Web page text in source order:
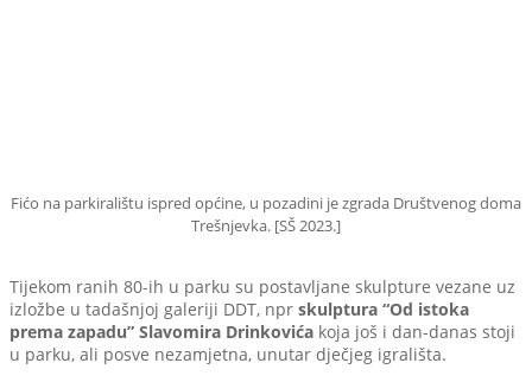
Fićo na parkiralištu ispred općine, u pozadini je zgrada Društvenog doma
Trešnjevka. [SŠ 2023.]
Tijekom ranih 80-ih u parku su postavljane skulpture vezane uz
izložbe u tadašnjoj galeriji DDT, npr skulptura “Od istoka
prema zapadu” Slavomira Drinkovića koja još i dan-danas stoji
u parku, ali posve nezamjetna, unutar dječjeg igrališta.